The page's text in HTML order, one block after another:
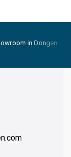
in Dongen